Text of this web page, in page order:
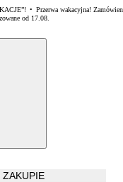
• Przerwa wakacyjna!
od 17.08.
ZAKUPIE